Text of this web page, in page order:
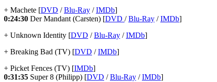
+ Machete [DVD /Blu-Ray /IMDb]
0:24:30 Der Mandant (Carsten) [DVD /Blu-Ray /IMDb]
+ Unknown Identity [DVD /Blu-Ray /IMDb]
+ Breaking Bad (TV) [DVD /IMDb]
+ Picket Fences (TV) [IMDb]
0:31:35 Super 8 (Philipp) [DVD /Blu-Ray /IMDb]